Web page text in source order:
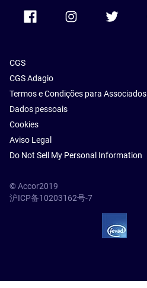
CGS
CGS Adagio
Termos e Condições para Associados
Dados pessoais
Cookies
Aviso Legal
Do Not Sell My Personal Information
© Accor2019
沪ICP备10203162号-7